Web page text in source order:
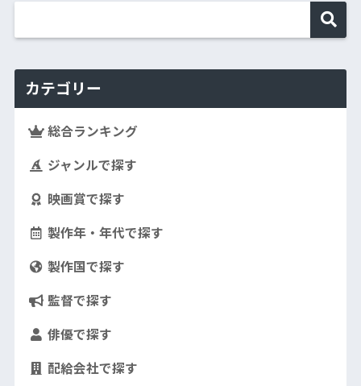
カテゴリー
総合ランキング
ジャンルで探す
映画賞で探す
製作年・年代で探す
製作国で探す
監督で探す
俳優で探す
配給会社で探す